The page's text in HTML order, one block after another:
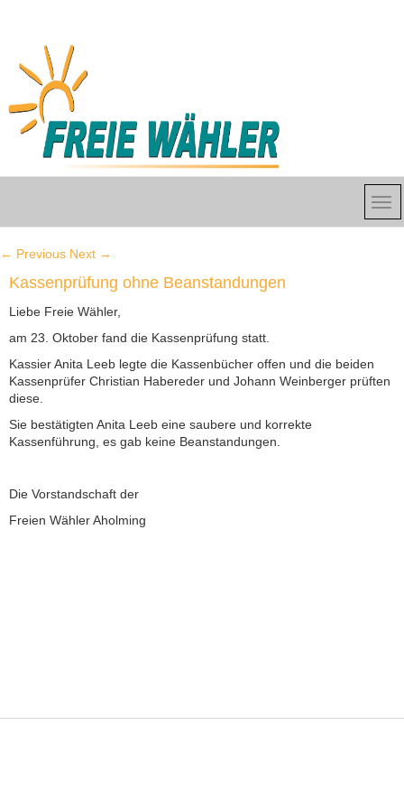
← Previous Next →
Kassenprüfung ohne Beanstandungen
Liebe Freie Wähler,
am 23. Oktober fand die Kassenprüfung statt.
Kassier Anita Leeb legte die Kassenbücher offen und die beiden
Kassenprüfer Christian Habereder und Johann Weinberger prüften
diese.
Sie bestätigten Anita Leeb eine saubere und korrekte
Kassenführung, es gab keine Beanstandungen.
Die Vorstandschaft der
Freien Wähler Aholming